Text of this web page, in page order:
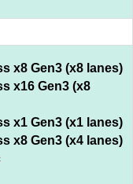
x8 Gen3 (x8 lanes)
x16 Gen3 (x8
x1 Gen3 (x1 lanes)
x8 Gen3 (x4 lanes)